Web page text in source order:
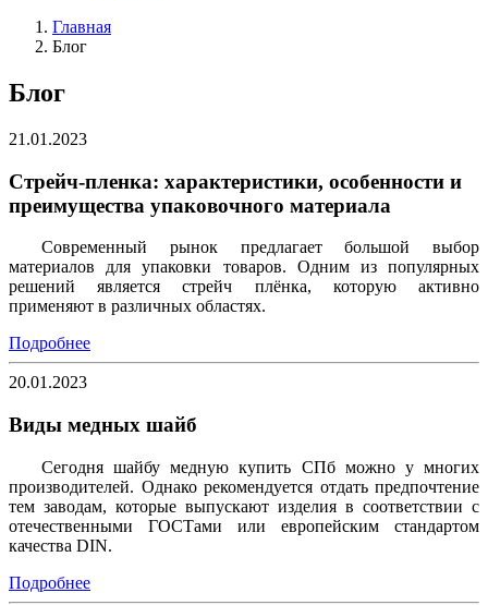
Главная
Блог
Блог
21.01.2023
Стрейч-пленка: характеристики, особенности и
преимущества упаковочного материала
Современный рынок предлагает большой выбор
материалов для упаковки товаров. Одним из популярных
решений является стрейч плёнка, которую активно
применяют в различных областях.
Подробнее
20.01.2023
Виды медных шайб
Сегодня шайбу медную купить СПб можно у многих
производителей. Однако рекомендуется отдать предпочтение
тем заводам, которые выпускают изделия в соответствии с
отечественными ГОСТами или европейским стандартом
качества DIN.
Подробнее